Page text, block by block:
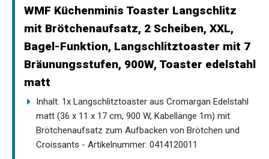
WMF Küchenminis Toaster Langschlitz
mit Brötchenaufsatz, 2 Scheiben, XXL,
Bagel-Funktion, Langschlitztoaster mit 7
Bräunungsstufen, 900W, Toaster edelstahl
matt
Inhalt: 1x Langschlitztoaster aus Cromargan Edelstahl
matt (36 x 11 x 17 cm, 900 W, Kabellänge 1m) mit
Brötchenaufsatz zum Aufbacken von Brötchen und
Croissants - Artikelnummer: 0414120011